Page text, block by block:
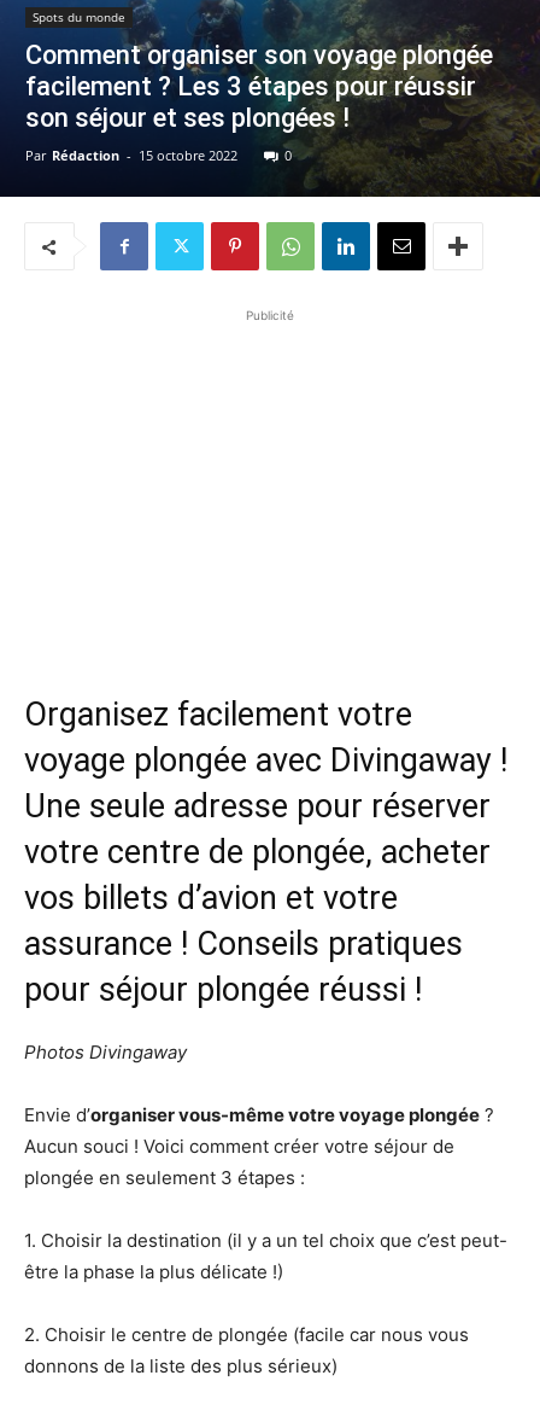
Spots du monde
Comment organiser son voyage plongée
facilement ? Les 3 étapes pour réussir
son séjour et ses plongées !
Par Rédaction - 15 octobre 2022 0
Publicité
Organisez facilement votre
voyage plongée avec Divingaway !
Une seule adresse pour réserver
votre centre de plongée, acheter
vos billets d’avion et votre
assurance ! Conseils pratiques
pour séjour plongée réussi !
Photos Divingaway
Envie d’organiser vous-même votre voyage plongée ?
Aucun souci ! Voici comment créer votre séjour de
plongée en seulement 3 étapes :
1. Choisir la destination (il y a un tel choix que c’est peut-
être la phase la plus délicate !)
2. Choisir le centre de plongée (facile car nous vous
donnons de la liste des plus sérieux)